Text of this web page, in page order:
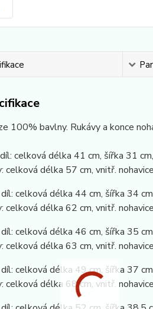
100% bavlny. Rukávy a konce
délka 41 cm, šířka 31 cm,
délka 57 cm, vnitř. nohavice
délka 44 cm, šířka 34 cm,
délka 62 cm, vnitř. nohavice
délka 46 cm, šířka 35 cm,
délka 63 cm, vnitř. nohavice
délka 49 cm, šířka 37 cm,
délka 68 cm, vnitř. nohavice